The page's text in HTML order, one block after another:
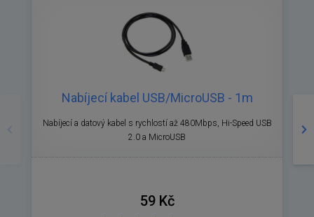
Nabíjecí kabel USB/MicroUSB - 1m
Nabíjecí a datový kabel s rychlostí až 480Mbps, Hi-Speed USB
2.0 a MicroUSB
59 Kč